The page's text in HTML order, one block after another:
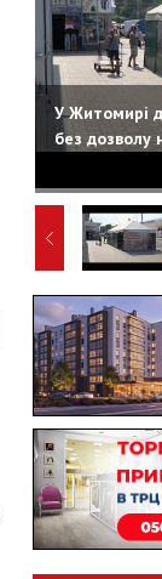
У Житомирі
без дозволу